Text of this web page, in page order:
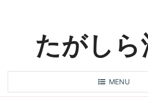
たがしら
T
o
MENU